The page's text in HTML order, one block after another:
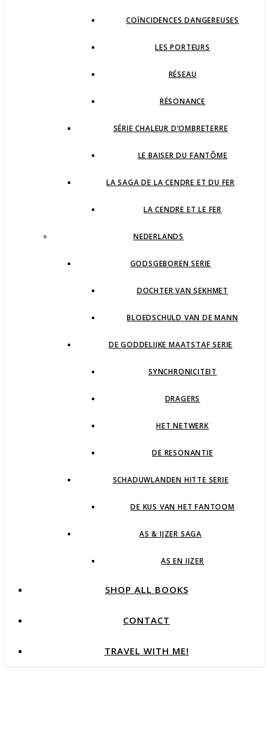
COÏNCIDENCES DANGEREUSES
LES PORTEURS
RÉSEAU
RÉSONANCE
SÉRIE CHALEUR D’OMBRETERRE
LE BAISER DU FANTÔME
LA SAGA DE LA CENDRE ET DU FER
LA CENDRE ET LE FER
NEDERLANDS
GODSGEBOREN SERIE
DOCHTER VAN SEKHMET
BLOEDSCHULD VAN DE MANN
DE GODDELIJKE MAATSTAF SERIE
SYNCHRONICITEIT
DRAGERS
HET NETWERK
DE RESONANTIE
SCHADUWLANDEN HITTE SERIE
DE KUS VAN HET FANTOOM
AS & IJZER SAGA
AS EN IJZER
SHOP ALL BOOKS
CONTACT
TRAVEL WITH ME!